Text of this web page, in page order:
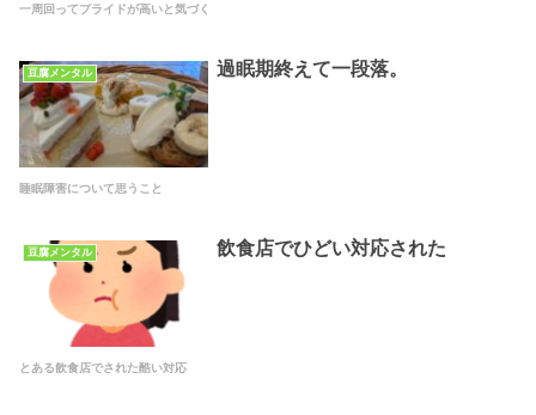
一周回ってプライドが高いと気づく
豆腐メンタル 過眠期終えて一段落。
睡眠障害について思うこと
豆腐メンタル 飲食店でひどい対応された
とある飲食店でされた酷い対応